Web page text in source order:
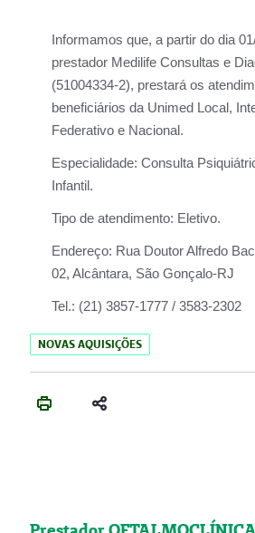
Informamos que, a partir do dia
prestador Medilife Consultas e
(51004334-2), prestará os
beneficiários da Unimed Local,
Federativo e Nacional.
Especialidade: Consulta
Infantil.
Tipo de atendimento: Eletivo.
Endereço: Rua Doutor Alfredo
02, Alcântara, São Gonçalo-RJ
Tel.: (21) 3857-1777 / 3583-2302
NOVAS AQUISIÇÕES